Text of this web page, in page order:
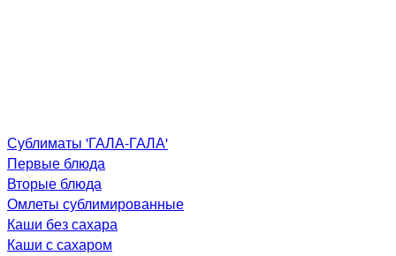
Сублиматы 'ГАЛА-ГАЛА'
Первые блюда
Вторые блюда
Омлеты сублимированные
Каши без сахара
Каши с сахаром